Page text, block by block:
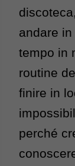
andare
tempo in
routine
finire in
perché